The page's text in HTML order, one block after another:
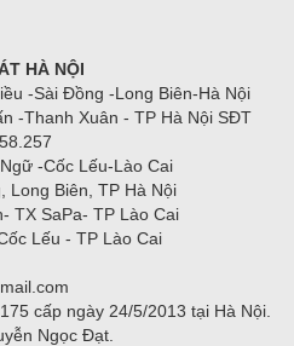
HÀ NỘI
-Sài Đồng -Long Biên-Hà Nội
-Thanh Xuân - TP Hà Nội SĐT
-Cốc Lếu-Lào Cai
Long Biên, TP Hà Nội
TX SaPa- TP Lào Cai
Lếu - TP Lào Cai
cấp ngày 24/5/2013 tại Hà Nội.
Ngọc Đạt.